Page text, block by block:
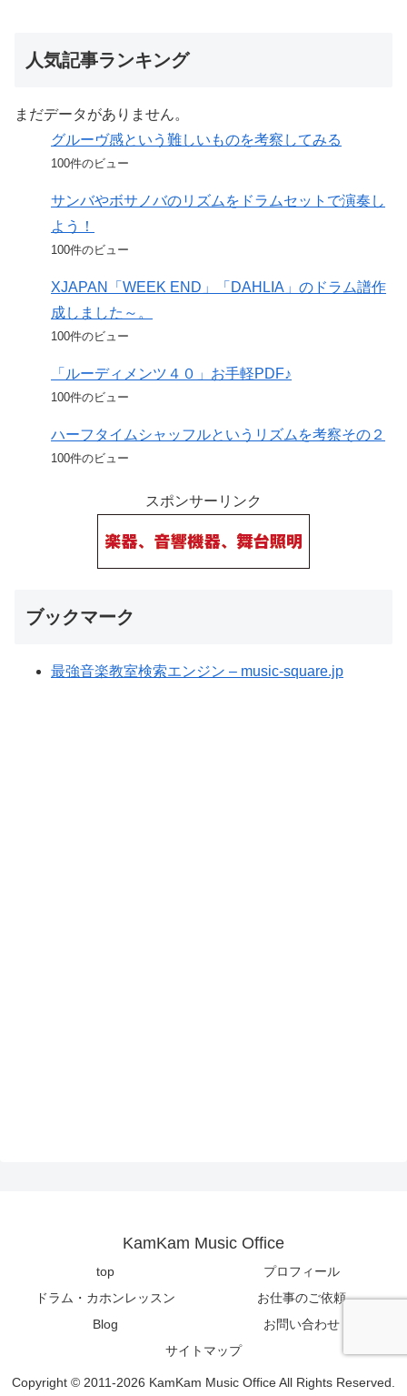
人気記事ランキング
まだデータがありません。
グルーヴ感という難しいものを考察してみる
100件のビュー
サンバやボサノバのリズムをドラムセットで演奏し
よう！
100件のビュー
XJAPAN「WEEK END」「DAHLIA」のドラム譜作
成しました～。
100件のビュー
「ルーディメンツ４０」お手軽PDF♪
100件のビュー
ハーフタイムシャッフルというリズムを考察その２
100件のビュー
スポンサーリンク
ブックマーク
最強音楽教室検索エンジン – music-square.jp
KamKam Music Office
top
プロフィール
ドラム・カホンレッスン
お仕事のご依頼
Blog
お問い合わせ
サイトマップ
Copyright © 2011-2026 KamKam Music Office All Rights Reserved.